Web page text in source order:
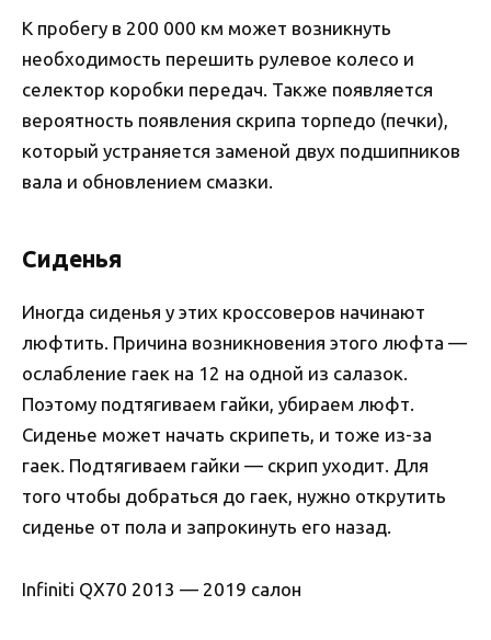
К пробегу в 200 000 км может возникнуть
необходимость перешить рулевое колесо и
селектор коробки передач. Также появляется
вероятность появления скрипа торпедо (печки),
который устраняется заменой двух подшипников
вала и обновлением смазки.
Сиденья
Иногда сиденья у этих кроссоверов начинают
люфтить. Причина возникновения этого люфта —
ослабление гаек на 12 на одной из салазок.
Поэтому подтягиваем гайки, убираем люфт.
Сиденье может начать скрипеть, и тоже из-за
гаек. Подтягиваем гайки — скрип уходит. Для
того чтобы добраться до гаек, нужно открутить
сиденье от пола и запрокинуть его назад.
Infiniti QX70 2013 — 2019 салон